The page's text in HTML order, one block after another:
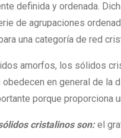
definida y ordenada.
de agrupaciones
una categoría de red
amorfos, los sólidos
en general de la
porque proporciona
cristalinos son: el